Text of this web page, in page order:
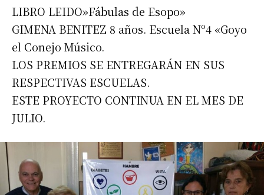
LIBRO LEIDO»Fábulas de Esopo»
GIMENA BENITEZ 8 años. Escuela Nº4 «Goyo
el Conejo Músico.
LOS PREMIOS SE ENTREGARÁN EN SUS
RESPECTIVAS ESCUELAS.
ESTE PROYECTO CONTINUA EN EL MES DE
JULIO.